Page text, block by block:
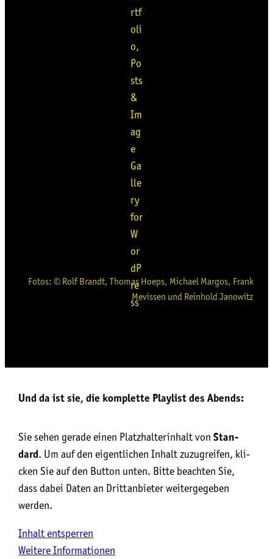
Fotos: © Rolf Brandt, Tho­mas Hoeps, Micha­el Mar­gos, Frank
Mevis­sen und Rein­hold Janowitz
Und da ist sie, die kom­plet­te Play­list des Abends:
Sie sehen gera­de einen Platz­hal­ter­in­halt vonStan­
dard. Um auf den eigent­li­chen Inhalt zuzu­grei­fen, kli­
cken Sie auf den But­ton unten. Bit­te beach­ten Sie,
dass dabei Daten an Dritt­an­bie­ter wei­ter­ge­ge­ben
werden.
Inhalt ent­sper­ren
Wei­te­re Infor­ma­tio­nen